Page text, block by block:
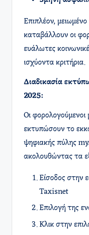
Επιπλέον,
καταβάλλουν οι
ευάλωτες
ισχύοντα κριτήρια.
Διαδικασία
2025:
Οι
εκτυπώσουν το
ψηφιακής πύλης
ακολουθώντας τα
Είσοδος στην
Taxisnet
Επιλογή της
Κλικ στην